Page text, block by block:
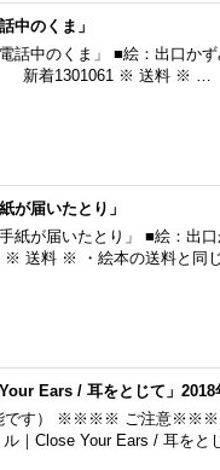
中のくま」
話中のくま」 ■絵：出口か
新着1301061 ※ 送料 ※ …
が届いたとり」
紙が届いたとり」 ■絵：出
※ 送料 ※ ・絵本の送料と同
Ears / 耳をとじて」
です） ※※※※ ご注意※※※※
｜Close Your Ears / 耳を